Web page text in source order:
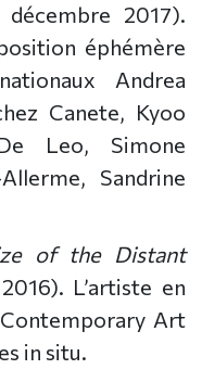
2017).
éphémère
Andrea
Canete, Kyoo
Leo, Simone
Sandrine
of the Distant
L’artiste en
Art
in situ.